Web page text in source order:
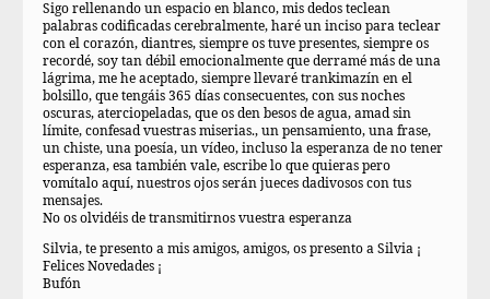
Sigo rellenando un espacio en blanco, mis dedos teclean
palabras codificadas cerebralmente, haré un inciso para teclear
con el corazón, diantres, siempre os tuve presentes, siempre os
recordé, soy tan débil emocionalmente que derramé más de una
lágrima, me he aceptado, siempre llevaré trankimazín en el
bolsillo, que tengáis 365 días consecuentes, con sus noches
oscuras, aterciopeladas, que os den besos de agua, amad sin
límite, confesad vuestras miserias., un pensamiento, una frase,
un chiste, una poesía, un vídeo, incluso la esperanza de no tener
esperanza, esa también vale, escribe lo que quieras pero
vomítalo aquí, nuestros ojos serán jueces dadivosos con tus
mensajes.
No os olvidéis de transmitirnos vuestra esperanza
Silvia, te presento a mis amigos, amigos, os presento a Silvia ¡
Felices Novedades ¡
Bufón